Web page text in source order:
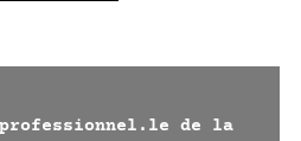
professionnel.le de la